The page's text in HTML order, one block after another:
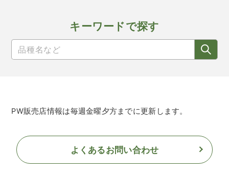
キーワードで探す
PW販売店情報は毎週金曜夕方までに更新します。
よくあるお問い合わせ